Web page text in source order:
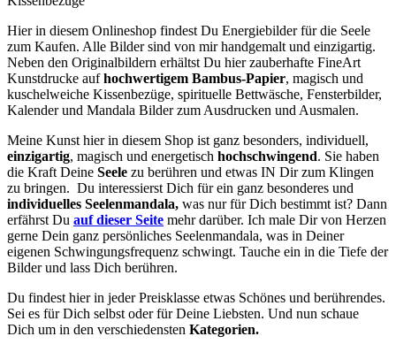
Hier in diesem Onlineshop findest Du Energiebilder für die Seele
zum Kaufen. Alle Bilder sind von mir handgemalt und einzigartig.
Neben den Originalbildern erhältst Du hier zauberhafte FineArt
Kunstdrucke aufhochwertigem Bambus-Papier, magisch und
kuschelweiche Kissenbezüge, spirituelle Bettwäsche, Fensterbilder,
Kalender und Mandala Bilder zum Ausdrucken und Ausmalen.
Meine Kunst hier in diesem Shop ist ganz besonders, individuell,
einzigartig, magisch und energetisch hochschwingend. Sie haben
die Kraft Deine Seele zu berühren und etwas IN Dir zum Klingen
zu bringen. Du interessierst Dich für ein ganz besonderes und
individuelles Seelenmandala, was nur für Dich bestimmt ist? Dann
erfährst Du auf dieser Seite mehr darüber. Ich male Dir von Herzen
gerne Dein ganz persönliches Seelenmandala, was in Deiner
eigenen Schwingungsfrequenz schwingt. Tauche ein in die Tiefe der
Bilder und lass Dich berühren.
Du findest hier in jeder Preisklasse etwas Schönes und berührendes.
Sei es für Dich selbst oder für Deine Liebsten. Und nun schaue
Dich um in den verschiedensten Kategorien.